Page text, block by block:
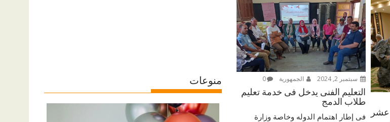
عشر
سبتمبر 2, 2024 الجمهورية 0
التعليم الفنى يدخل فى خدمة تعليم
طلاب الدمج
فى إطار اهتمام الدوله وخاصة وزارة
منوعات